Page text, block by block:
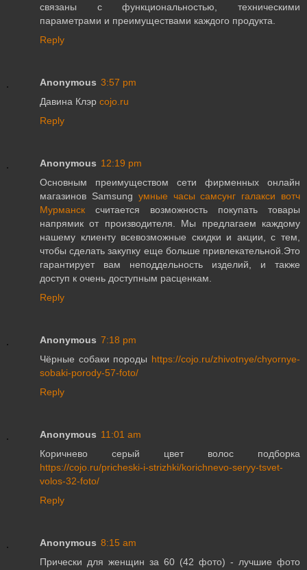
связаны с функциональностью, техническими
параметрами и преимуществами каждого продукта.
Reply
Anonymous 3:57 pm
Давина Клэр cojo.ru
Reply
Anonymous 12:19 pm
Основным преимуществом сети фирменных онлайн
магазинов Samsung умные часы самсунг галакси вотч
Мурманск считается возможность покупать товары
напрямик от производителя. Мы предлагаем каждому
нашему клиенту всевозможные скидки и акции, с тем,
чтобы сделать закупку еще больше привлекательной.Это
гарантирует вам неподдельность изделий, и также
доступ к очень доступным расценкам.
Reply
Anonymous 7:18 pm
Чёрные собаки породы https://cojo.ru/zhivotnye/chyornye-
sobaki-porody-57-foto/
Reply
Anonymous 11:01 am
Коричнево серый цвет волос подборка
https://cojo.ru/pricheski-i-strizhki/korichnevo-seryy-tsvet-
volos-32-foto/
Reply
Anonymous 8:15 am
Прически для женщин за 60 (42 фото) - лучшие фото